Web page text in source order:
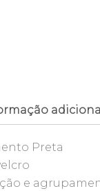
adicional
Preta
e